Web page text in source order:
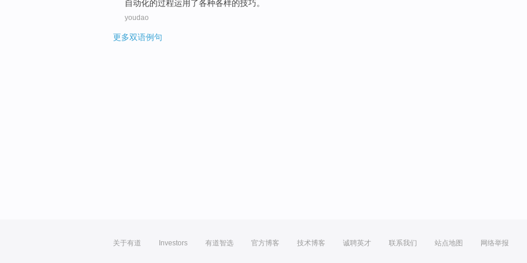
自动化的过程运用了各种各样的技巧。
youdao
更多双语例句
关于有道 Investors 有道智选 官方博客 技术博客 诚聘英才 联系我们 站点地图 网络举报